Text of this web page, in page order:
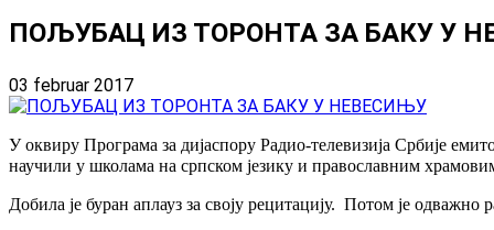
ПОЉУБАЦ ИЗ ТОРОНТА ЗА БАКУ У
03 februar 2017
У оквиру Програма за дијаспору Радио-телевизија Србије
научили у школама на српском језику и православним
Добила је буран аплауз за своју рецитацију. Потом је одважно